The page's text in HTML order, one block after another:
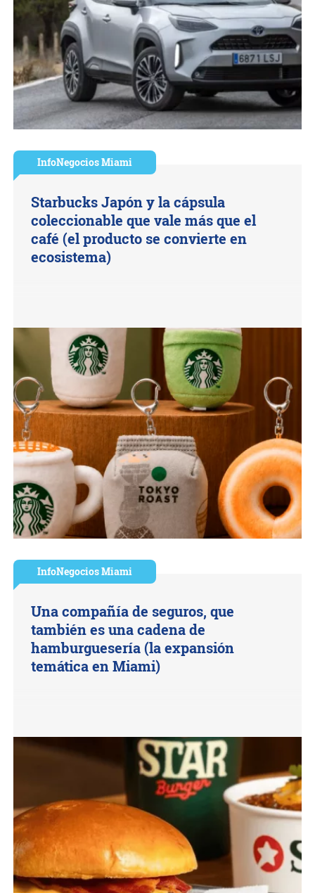
InfoNegocios Miami
Starbucks Japón y la cápsula
coleccionable que vale más que el
café (el producto se convierte en
ecosistema)
InfoNegocios Miami
Una compañía de seguros, que
también es una cadena de
hamburguesería (la expansión
temática en Miami)